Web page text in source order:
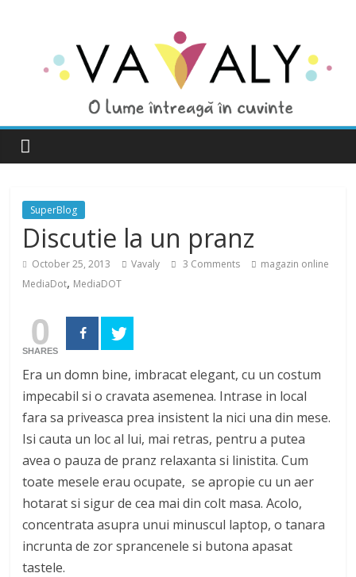
SuperBlog
Discutie la un pranz
October 25, 2013 Vavaly 3 Comments
magazin online
MediaDot, MediaDOT
0
SHARES
Era un domn bine, imbracat elegant, cu un costum
impecabil si o cravata asemenea. Intrase in local
fara sa priveasca prea insistent la nici una din mese.
Isi cauta un loc al lui, mai retras, pentru a putea
avea o pauza de pranz relaxanta si linistita. Cum
toate mesele erau ocupate, se apropie cu un aer
hotarat si sigur de cea mai din colt masa. Acolo,
concentrata asupra unui minuscul laptop, o tanara
incrunta de zor sprancenele si butona apasat
tastele.